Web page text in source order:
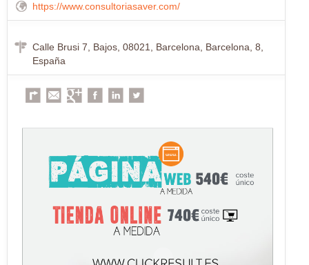
https://www.consultoriasaver.com/
Calle Brusi 7, Bajos, 08021, Barcelona, Barcelona, 8,
España